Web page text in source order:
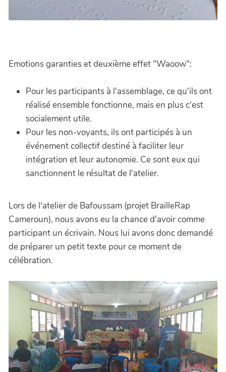
Emotions garanties et deuxième effet "Waoow":
Pour les participants à l'assemblage, ce qu'ils ont
réalisé ensemble fonctionne, mais en plus c'est
socialement utile.
Pour les non-voyants, ils ont participés à un
événement collectif destiné à faciliter leur
intégration et leur autonomie. Ce sont eux qui
sanctionnent le résultat de l'atelier.
Lors de l'atelier de Bafoussam (projet BrailleRap
Cameroun), nous avons eu la chance d'avoir comme
participant un écrivain. Nous lui avons donc demandé
de préparer un petit texte pour ce moment de
célébration.